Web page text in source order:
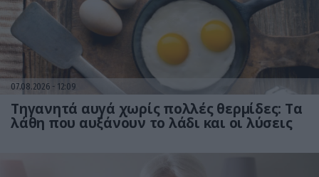
07.08.2026 12:09
Τηγανητά αυγά χωρίς πολλές θερμίδες: Τα
λάθη που αυξάνουν το λάδι και οι λύσεις